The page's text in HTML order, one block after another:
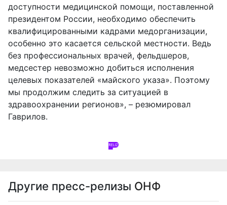
доступности медицинской помощи, поставленной
президентом России, необходимо обеспечить
квалифицированными кадрами медорганизации,
особенно это касается сельской местности. Ведь
без профессиональных врачей, фельдшеров,
медсестер невозможно добиться исполнения
целевых показателей «майского указа». Поэтому
мы продолжим следить за ситуацией в
здравоохранении регионов», – резюмировал
Гаврилов.
Другие пресс-релизы ОНФ